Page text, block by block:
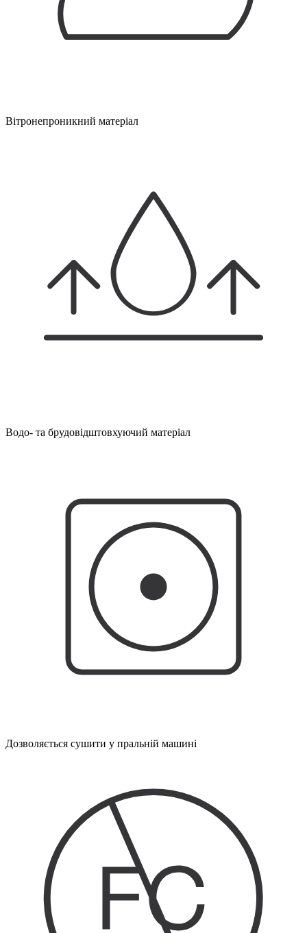
Вітронепроникний матеріал
Водо- та брудовідштовхуючий матеріал
Дозволяється сушити у пральній машині